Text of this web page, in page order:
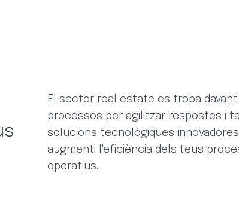
El sector real estate es troba
processos per agilitzar respostes i
solucions tecnològiques
augmenti l'eficiència dels teus
operatius.